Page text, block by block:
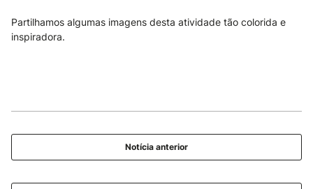
Partilhamos algumas imagens desta atividade tão colorida e
inspiradora.
Notícia anterior